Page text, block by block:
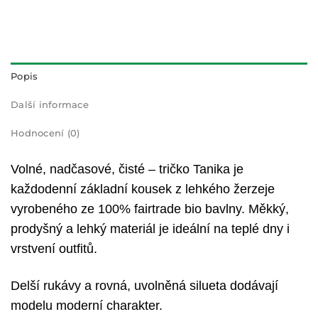
Popis
Další informace
Hodnocení (0)
Volné, nadčasové, čisté – tričko Tanika je
každodenní základní kousek z lehkého žerzeje
vyrobeného ze 100% fairtrade bio bavlny. Měkký,
prodyšný a lehký materiál je ideální na teplé dny i
vrstvení outfitů.
Delší rukávy a rovná, uvolněná silueta dodávají
modelu moderní charakter.